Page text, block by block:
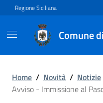
Vai ai contenuti
Vai al footer
Regione Siciliana
Comune
Avviso -
Home / Novità / Notizie
Avviso - Immissione al